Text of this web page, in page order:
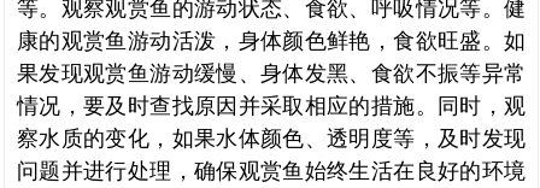
等。观察观赏鱼的游动状态、食欲、呼吸情况等。健
康的观赏鱼游动活泼，身体颜色鲜艳，食欲旺盛。如
果发现观赏鱼游动缓慢、身体发黑、食欲不振等异常
情况，要及时查找原因并采取相应的措施。同时，观
察水质的变化，如果水体颜色、透明度等，及时发现
问题并进行处理，确保观赏鱼始终生活在良好的环境